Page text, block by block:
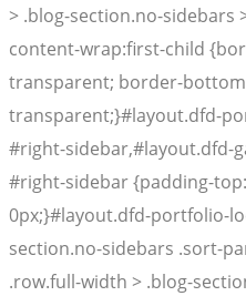
> .blog-section.no-sidebars
content-wrap:first-child
transparent; border-
transparent;}#layout.dfd-
#right-sidebar,#layout.dfd-
#right-sidebar {padding-
0px;}#layout.dfd-portfolio-
section.no-sidebars .sort-
.row.full-width > .blog-